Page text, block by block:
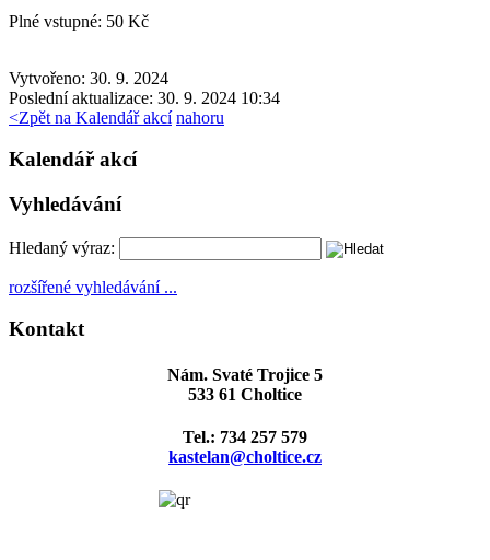
Plné vstupné: 50 Kč
Vytvořeno: 30. 9. 2024
Poslední aktualizace: 30. 9. 2024 10:34
<Zpět na Kalendář akcí nahoru
Kalendář akcí
Vyhledávání
Hledaný výraz:
rozšířené vyhledávání ...
Kontakt
Nám. Svaté Trojice 5
533 61 Choltice
Tel.: 734 257 579
kastelan@choltice.cz